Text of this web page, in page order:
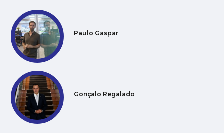
Paulo Gaspar
Gonçalo Regalado